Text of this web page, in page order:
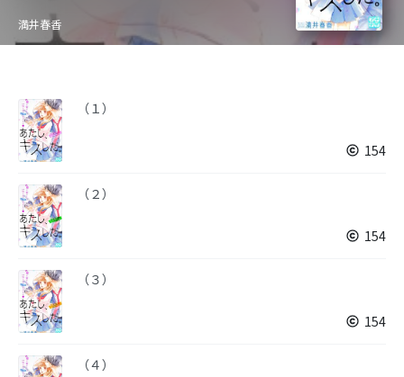
満井春香
（１）
154
（２）
154
（３）
154
（４）